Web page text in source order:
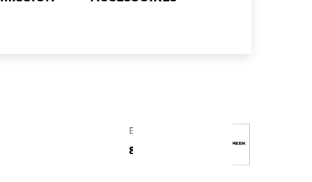
EAN
840226094724